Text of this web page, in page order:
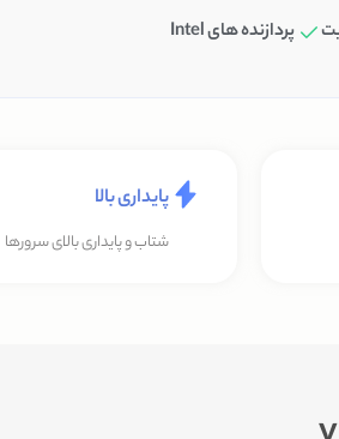
پردازنده های Intel
پایداری بالا
شتاب و پایداری بالای سرورها